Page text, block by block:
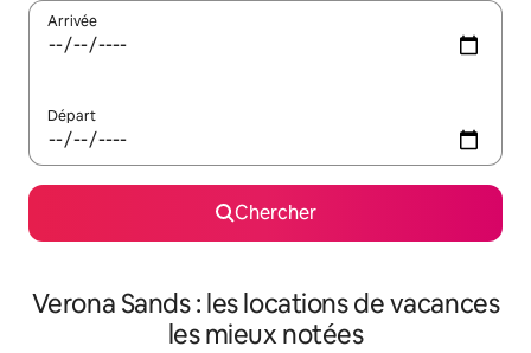
Arrivée
Départ
Chercher
Verona Sands : les locations de vacances
les mieux notées